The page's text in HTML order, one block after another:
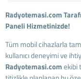
Radyotemasi.com
Paneli Hizmetinizde!
Tüm mobil cihazlarla
kullanıcı deneyimi ve
Radyotemasi.comekibi